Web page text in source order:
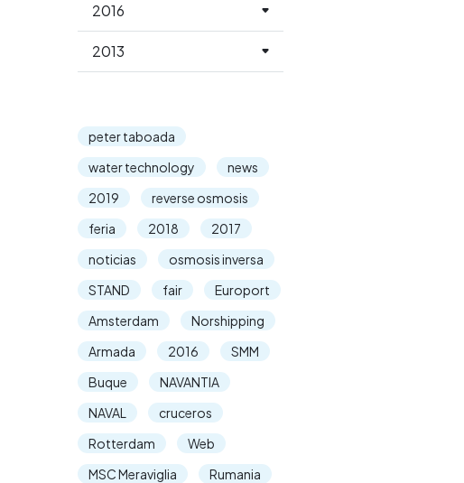
2016
2013
peter taboada
water technology
news
2019
reverse osmosis
feria
2018
2017
noticias
osmosis inversa
STAND
fair
Europort
Amsterdam
Norshipping
Armada
2016
SMM
Buque
NAVANTIA
NAVAL
cruceros
Rotterdam
Web
MSC Meraviglia
Rumania